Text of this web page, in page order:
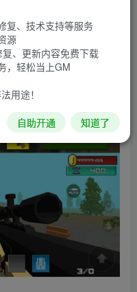
复、技术支持等服务
源
、更新内容免费下载
，轻松当上GM
用途！
自助开通 知道了